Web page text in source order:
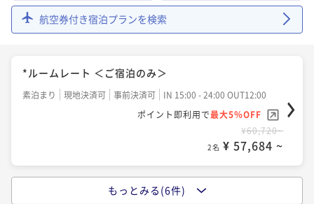
航空券付き宿泊プランを検索
*ルームレート ＜ご宿泊のみ＞
素泊まり 現地決済可 事前決済可
IN 15:00 - 24:00 OUT12:00
ポイント即利用で最大5％OFF
¥60,720~
2名 ¥ 57,684 ~
【早割】90days ADVANCE 最大15%OFF ＜ご朝食付
もっとみる(6件)